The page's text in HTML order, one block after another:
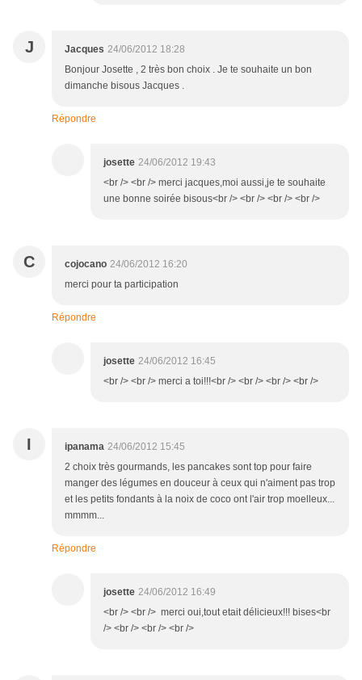
J Jacques 24/06/2012 18:28
Bonjour Josette , 2 très bon choix . Je te souhaite un bon
dimanche bisous Jacques .
Répondre
josette 24/06/2012 19:43
<br /> <br /> merci jacques,moi aussi,je te souhaite
une bonne soirée bisous<br /> <br /> <br /> <br />
C cojocano 24/06/2012 16:20
merci pour ta participation
Répondre
josette 24/06/2012 16:45
<br /> <br /> merci a toi!!!<br /> <br /> <br /> <br />
I ipanama 24/06/2012 15:45
2 choix très gourmands, les pancakes sont top pour faire
manger des légumes en douceur à ceux qui n'aiment pas trop
et les petits fondants à la noix de coco ont l'air trop moelleux...
mmmm...
Répondre
josette 24/06/2012 16:49
<br /> <br /> merci oui,tout etait délicieux!!! bises<br
/> <br /> <br /> <br />